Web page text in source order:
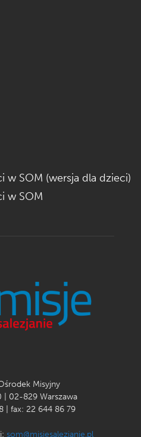
w SOM (wersja dla dzieci)
w SOM
Misyjny
| 02-829 Warszawa
| fax: 22 644 86 79
som@misjesalezjanie.pl